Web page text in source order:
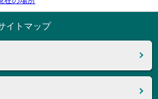
イトマップ